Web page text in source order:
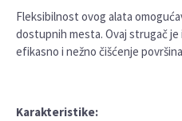
Fleksibilnost ovog alata
dostupnih mesta. Ovaj strugač je
efikasno i nežno čišćenje
Karakteristike: